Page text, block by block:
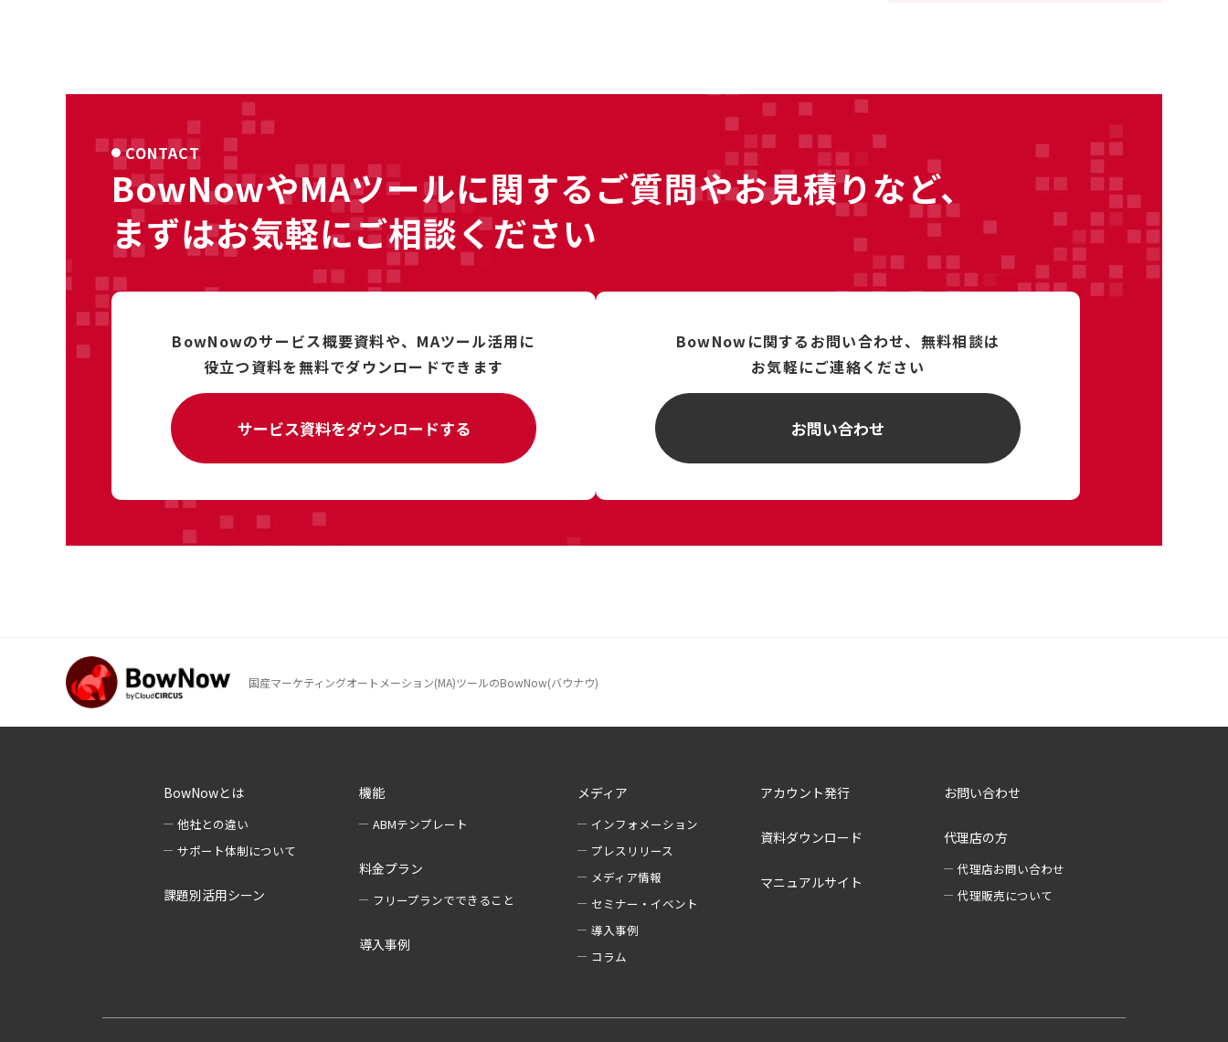
CONTACT
BowNowやMAツールに関するご質問やお見積りなど、
まずはお気軽にご相談ください
BowNowのサービス概要資料や、 MAツール活用に
役立つ資料を無料でダウンロードできます
サービス資料をダウンロードする
BowNowに関するお問い合わせ、 無料相談は
お気軽にご連絡ください
お問い合わせ
国産マーケティングオートメーション(MA)ツールのBowNow(バウナウ)
BowNowとは
他社との違い
サポート体制について
課題別活用シーン
機能
ABMテンプレート
料金プラン
フリープランでできること
導入事例
メディア
インフォメーション
プレスリリース
メディア情報
セミナー・イベント
導入事例
コラム
アカウント発行
資料ダウンロード
マニュアルサイト
お問い合わせ
代理店の方
代理店お問い合わせ
代理販売について